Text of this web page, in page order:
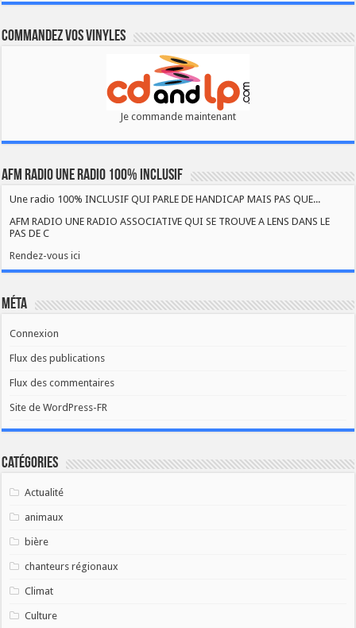
Commandez vos vinyles
Je commande maintenant
AFM RADIO UNE RADIO 100% INCLUSIF
Une radio 100% INCLUSIF QUI PARLE DE HANDICAP MAIS PAS QUE...
AFM RADIO UNE RADIO ASSOCIATIVE QUI SE TROUVE A LENS DANS LE
PAS DE C
Rendez-vous ici
Méta
Connexion
Flux des publications
Flux des commentaires
Site de WordPress-FR
Catégories
Actualité
animaux
bière
chanteurs régionaux
Climat
Culture